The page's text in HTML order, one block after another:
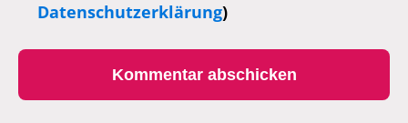
Datenschutzerklärung)